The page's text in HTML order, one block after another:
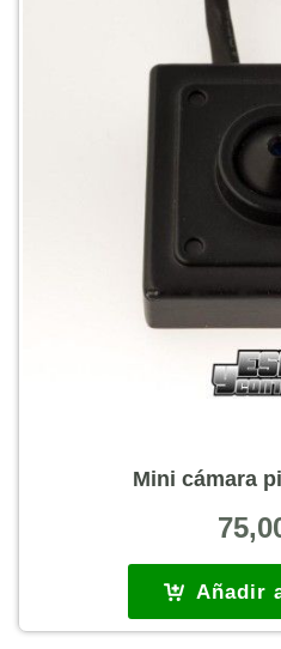
Mini cámara
Añadir